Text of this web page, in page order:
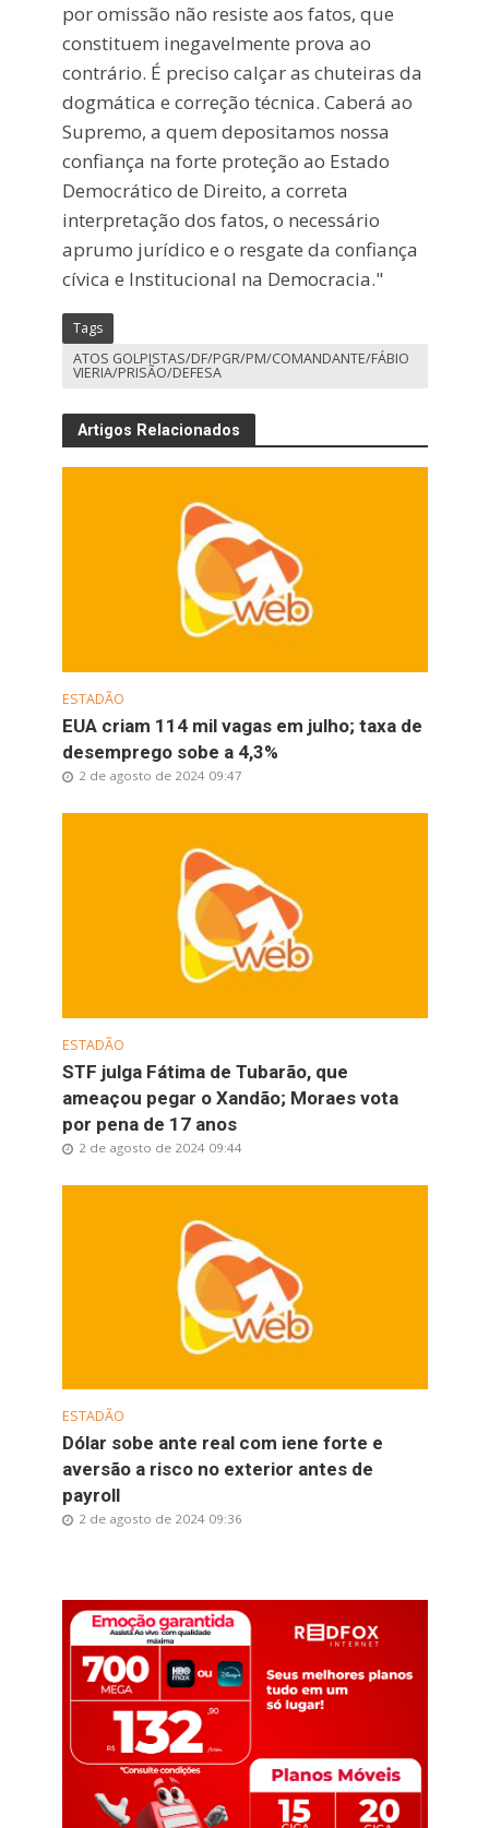
por omissão não resiste aos fatos, que
constituem inegavelmente prova ao
contrário. É preciso calçar as chuteiras da
dogmática e correção técnica. Caberá ao
Supremo, a quem depositamos nossa
confiança na forte proteção ao Estado
Democrático de Direito, a correta
interpretação dos fatos, o necessário
aprumo jurídico e o resgate da confiança
cívica e Institucional na Democracia."
Tags
ATOS GOLPISTAS/DF/PGR/PM/COMANDANTE/FÁBIO
VIERIA/PRISÃO/DEFESA
Artigos Relacionados
ESTADÃO
EUA criam 114 mil vagas em julho; taxa de
desemprego sobe a 4,3%
2 de agosto de 2024 09:47
ESTADÃO
STF julga Fátima de Tubarão, que
ameaçou pegar o Xandão; Moraes vota
por pena de 17 anos
2 de agosto de 2024 09:44
ESTADÃO
Dólar sobe ante real com iene forte e
aversão a risco no exterior antes de
payroll
2 de agosto de 2024 09:36